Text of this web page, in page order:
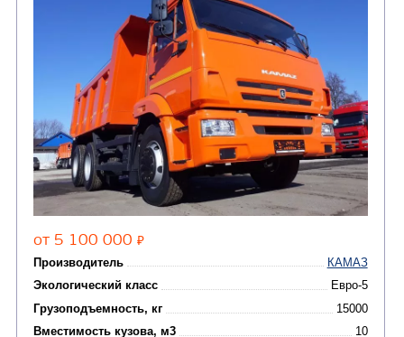
ГРУЗОВЫЕ АВТОМОБИЛИ
Бортовые автомобили(9)
Самосвалы
Седельные тягачи
Шасси
аэродромные
Автоцистерны для
сжиженного
газа(4)
Нефтепромысловые
ПОДЪЕМНО-
ТРАНСПОРТНАЯ
Крано-
установки (КМУ)